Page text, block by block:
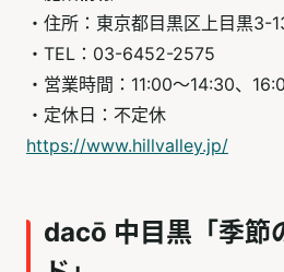
・住所：東京都目黒区上目黒3-
・TEL：03-6452-2575
・営業時間：11:00～14:30、
・定休日：不定休
https://www.hillvalley.jp/
dacō 中目黒「季節